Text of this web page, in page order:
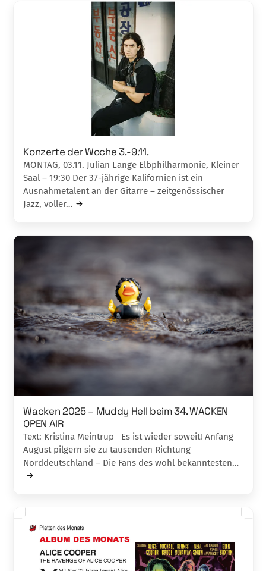
Konzerte der Woche 3.-9.11.
MONTAG, 03.11. Julian Lange Elbphilharmonie, Kleiner
Saal – 19:30 Der 37-jährige Kalifornien ist ein
Ausnahmetalent an der Gitarre – zeitgenössischer
Jazz, voller…
Wacken 2025 – Muddy Hell beim 34. WACKEN
OPEN AIR
Text: Kristina Meintrup Es ist wieder soweit! Anfang
August pilgern sie zu tausenden Richtung
Norddeutschland – Die Fans des wohl bekanntesten…